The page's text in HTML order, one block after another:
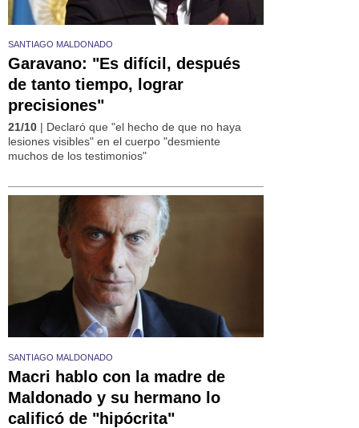
SANTIAGO MALDONADO
Garavano: "Es difícil, después
de tanto tiempo, lograr
precisiones"
21/10 | Declaró que "el hecho de que no haya
lesiones visibles" en el cuerpo "desmiente
muchos de los testimonios"
SANTIAGO MALDONADO
Macri hablo con la madre de
Maldonado y su hermano lo
calificó de "hipócrita"